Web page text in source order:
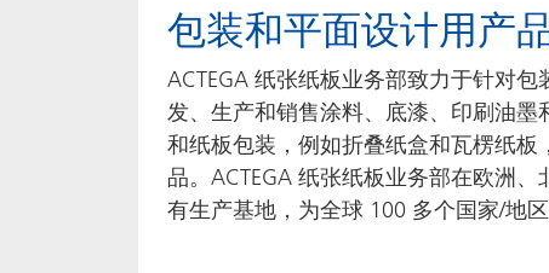
包装和平面设计用产
ACTEGA 纸张纸板业务部致力于针对
发、生产和销售涂料、底漆、印刷油墨
和纸板包装，例如折叠纸盒和瓦楞纸板
品。ACTEGA 纸张纸板业务部在欧洲
有生产基地，为全球 100 多个国家/地区